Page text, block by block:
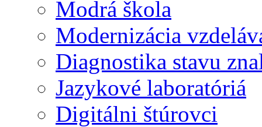
Modrá škola
Modernizácia
Diagnostika stavu
Jazykové laboratóriá
Digitálni štúrovci